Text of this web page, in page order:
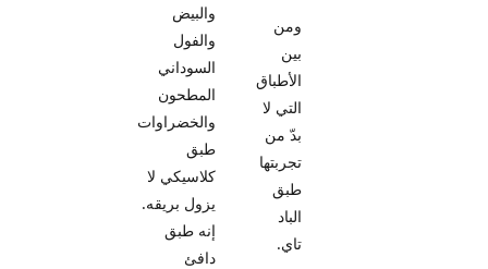
ومن
بين
الأطباق
التي لا
بدّ من
تجربتها
طبق
الباد
تاي.
والبيض
والفول
السوداني
المطحون
والخضراوات
طبق
كلاسيكي لا
يزول بريقه.
إنه طبق
دافئ